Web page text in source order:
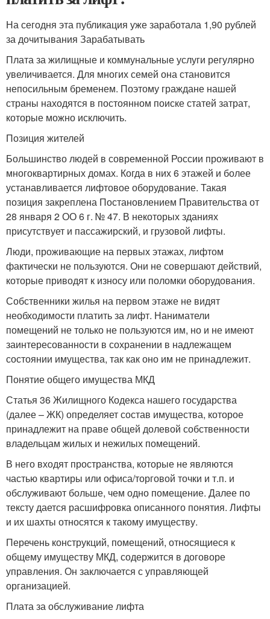
На сегодня эта публикация уже заработала 1,90 рублей
за дочитывания Зарабатывать
Плата за жилищные и коммунальные услуги регулярно
увеличивается. Для многих семей она становится
непосильным бременем. Поэтому граждане нашей
страны находятся в постоянном поиске статей затрат,
которые можно исключить.
Позиция жителей
Большинство людей в современной России проживают в
многоквартирных домах. Когда в них 6 этажей и более
устанавливается лифтовое оборудование. Такая
позиция закреплена Постановлением Правительства от
28 января 2 ОО 6 г. № 47. В некоторых зданиях
присутствует и пассажирский, и грузовой лифты.
Люди, проживающие на первых этажах, лифтом
фактически не пользуются. Они не совершают действий,
которые приводят к износу или поломки оборудования.
Собственники жилья на первом этаже не видят
необходимости платить за лифт. Наниматели
помещений не только не пользуются им, но и не имеют
заинтересованности в сохранении в надлежащем
состоянии имущества, так как оно им не принадлежит.
Понятие общего имущества МКД
Статья 36 Жилищного Кодекса нашего государства
(далее – ЖК) определяет состав имущества, которое
принадлежит на праве общей долевой собственности
владельцам жилых и нежилых помещений.
В него входят пространства, которые не являются
частью квартиры или офиса/торговой точки и т.п. и
обслуживают больше, чем одно помещение. Далее по
тексту дается расшифровка описанного понятия. Лифты
и их шахты относятся к такому имуществу.
Перечень конструкций, помещений, относящиеся к
общему имуществу МКД, содержится в договоре
управления. Он заключается с управляющей
организацией.
Плата за обслуживание лифта